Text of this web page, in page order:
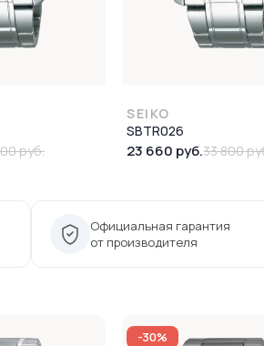
руб.
SEIKO
SBTR026
23 660 руб.33 800
Официальная гарантия
от производителя
-30%